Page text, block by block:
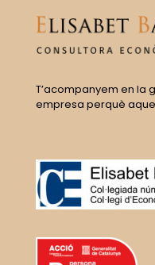
T’acompanyem en la
empresa perquè